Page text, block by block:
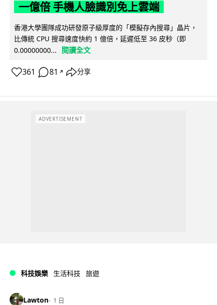
一億倍 手機人臉識別免上雲端
香港大學團隊成功研發原子級厚度的「模擬存內搜尋」晶片，
比傳統 CPU 搜尋速度快約 1 億倍，延遲低至 36 皮秒（即
0.00000000...
閱讀全文
361 81 ↗ 分享
ADVERTISEMENT
科技娛樂 生活科技 旅遊
Lawton 1 日